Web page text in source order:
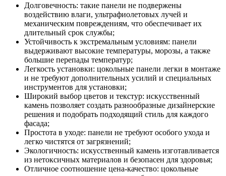
Долговечность: такие панели не подвержены
воздействию влаги, ультрафиолетовых лучей и
механическим повреждениям, что обеспечивает их
длительный срок службы;
Устойчивость к экстремальным условиям: панели
выдерживают высокие температуры, морозы, а также
большие перепады температур;
Легкость установки: цокольные панели легки в монтаже
и не требуют дополнительных усилий и специальных
инструментов для установки;
Широкий выбор цветов и текстур: искусственный
камень позволяет создать разнообразные дизайнерские
решения и подобрать подходящий стиль для каждого
фасада;
Простота в уходе: панели не требуют особого ухода и
легко чистятся от загрязнений;
Экологичность: искусственный камень изготавливается
из нетоксичных материалов и безопасен для здоровья;
Отличное соотношение цена-качество: цокольные